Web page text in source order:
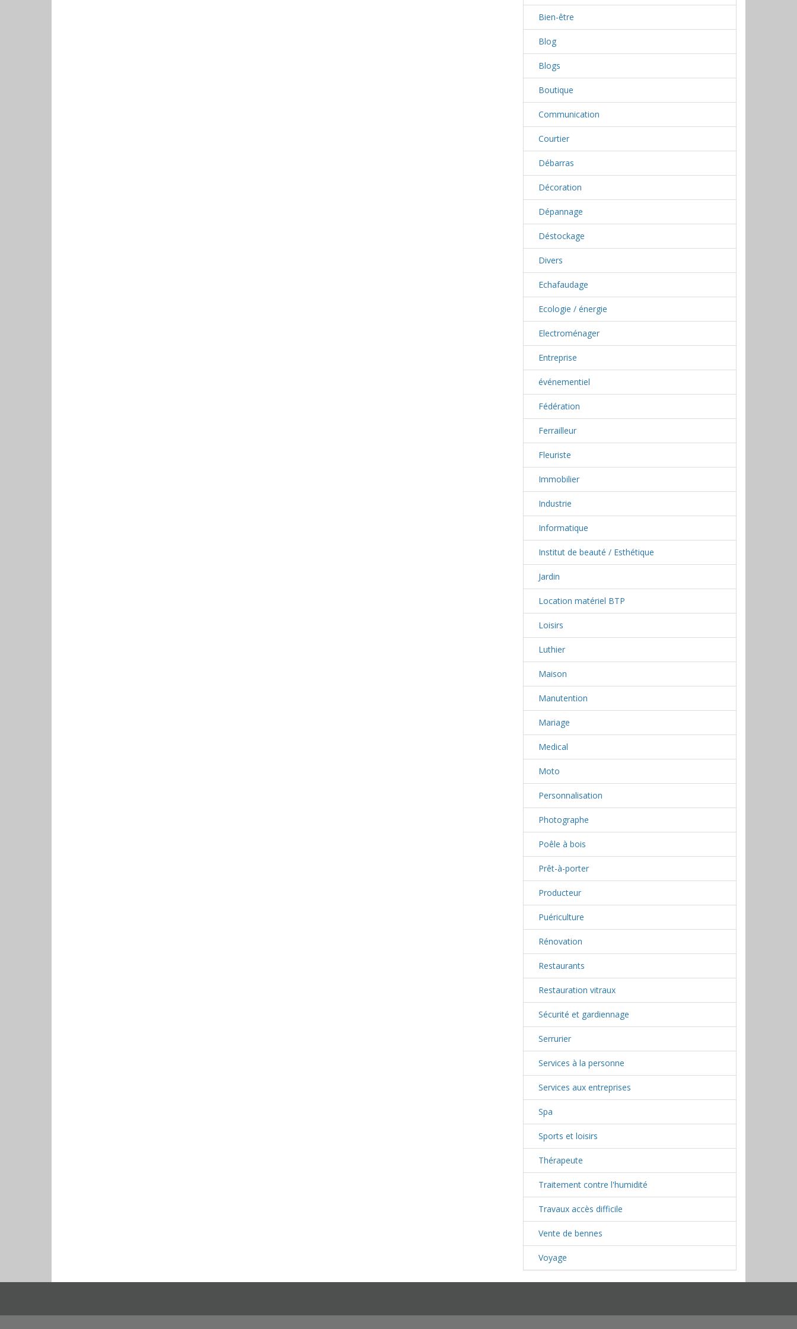
Bien-être
Blog
Blogs
Boutique
Communication
Courtier
Débarras
Décoration
Dépannage
Déstockage
Divers
Echafaudage
Ecologie / énergie
Electroménager
Entreprise
événementiel
Fédération
Ferrailleur
Fleuriste
Immobilier
Industrie
Informatique
Institut de beauté / Esthétique
Jardin
Location matériel BTP
Loisirs
Luthier
Maison
Manutention
Mariage
Medical
Moto
Personnalisation
Photographe
Poêle à bois
Prêt-à-porter
Producteur
Puériculture
Rénovation
Restaurants
Restauration vitraux
Sécurité et gardiennage
Serrurier
Services à la personne
Services aux entreprises
Spa
Sports et loisirs
Thérapeute
Traitement contre l'humidité
Travaux accès difficile
Vente de bennes
Voyage